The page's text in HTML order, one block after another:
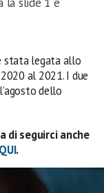
stata legata allo
al 2021. I due
dello
di seguirci anche
QUI.